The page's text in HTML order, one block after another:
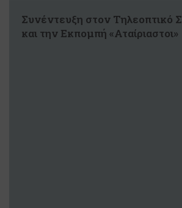
Συνέντευξη στον Τηλεοπτικό
και την Εκπομπή «Αταίριαστοι»